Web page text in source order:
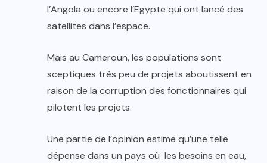
l’Angola ou encore l’Egypte qui ont lancé des
satellites dans l’espace.
Mais au Cameroun, les populations sont
sceptiques très peu de projets aboutissent en
raison de la corruption des fonctionnaires qui
pilotent les projets.
Une partie de l’opinion estime qu’une telle
dépense dans un pays où les besoins en eau,